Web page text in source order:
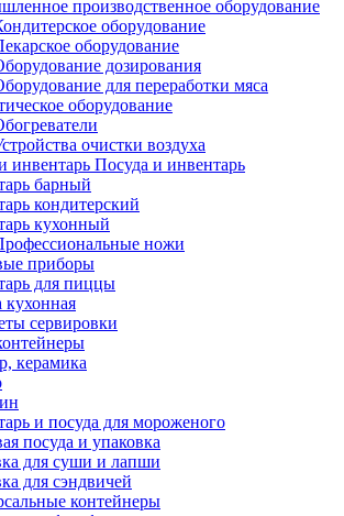
производственное оборудование
оборудование
оборудование
дозирования
для переработки мяса
оборудование
очистки воздуха
Посуда и инвентарь
барный
кондитерский
кухонный
ножи
приборы
для пиццы
кухонная
сервировки
керамика
и посуда для мороженого
посуда и упаковка
для суши и лапши
для сэндвичей
контейнеры